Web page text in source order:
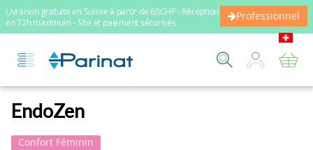
Livraison gratuite en Suisse à partir de 60CHF - Réception
en 72h maximum - Site et paiement sécurisés
Professionnel
EndoZen
Confort Féminin